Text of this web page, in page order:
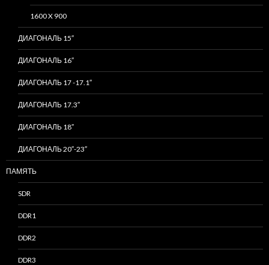
1600 X 900
ДИАГОНАЛЬ 15″
ДИАГОНАЛЬ 16″
ДИАГОНАЛЬ 17 -17.1″
ДИАГОНАЛЬ 17.3″
ДИАГОНАЛЬ 18″
ДИАГОНАЛЬ 20″-23″
ПАМЯТЬ
SDR
DDR1
DDR2
DDR3